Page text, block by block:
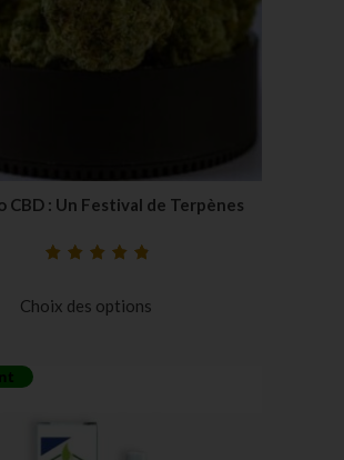
CBD : Un Festival de Terpènes
notations
Choix des options